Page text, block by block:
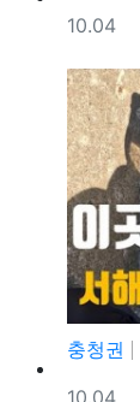
등록일
10.04
충청권
등록일
10.04